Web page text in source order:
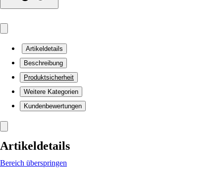
Artikeldetails
Beschreibung
Produktsicherheit
Weitere Kategorien
Kundenbewertungen
Artikeldetails
Bereich überspringen